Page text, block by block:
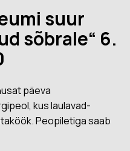
suur
sõbrale“ 6.
päeva
kus laulavad-
Peopiletiga saab